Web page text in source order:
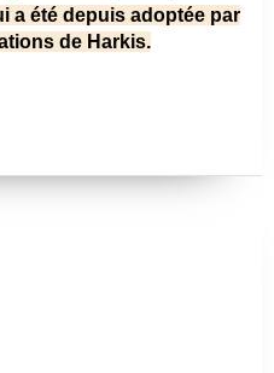
a été depuis adoptée par
de Harkis.